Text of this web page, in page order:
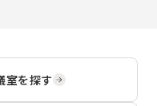
室を探す